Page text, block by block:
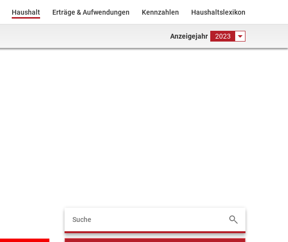
Haushalt Erträge & Aufwendungen Kennzahlen Haushaltslexikon
Anzeigejahr 2023